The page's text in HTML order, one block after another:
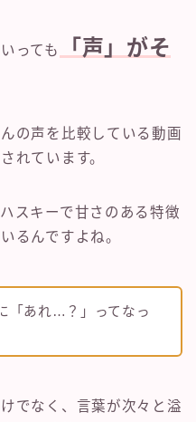
っても
「声」がそ
の声を比較している動画
れています。
スキーで甘さのある特徴
るんですよね。
「あれ…？」ってなっ
でなく、言葉が次々と溢